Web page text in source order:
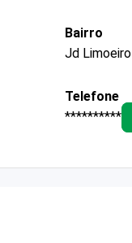
Bairro
Jd Limoeiro
Telefone
**********